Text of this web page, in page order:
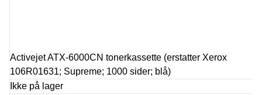
Activejet ATX-6000CN tonerkassette (erstatter Xerox
106R01631; Supreme; 1000 sider; blå)
Ikke på lager